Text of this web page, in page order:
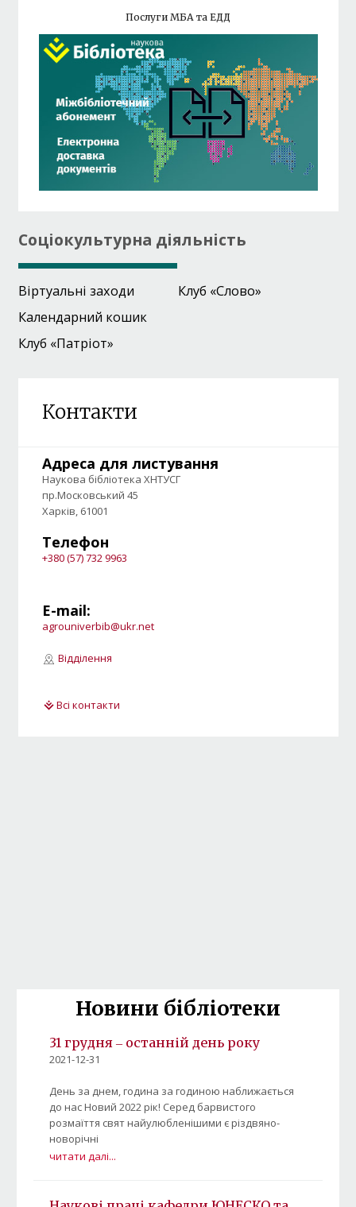
Послуги МБА та ЕДД
Соціокультурна діяльність
Віртуальні заходи
Календарний кошик
Клуб «Патріот»
Клуб «Слово»
Контакти
Адреса для листування
Наукова бібліотека ХНТУСГ
пр.Московський 45
Харків, 61001
Телефон
+380 (57) 732 9963
E-mail:
agrouniverbib@ukr.net
Відділення
Всі контакти
Новини бібліотеки
31 грудня ‒ останній день року
2021-12-31
День за днем, година за годиною наближається
до нас Новий 2022 рік! Серед барвистого
розмаїття свят найулюбленішими є різдвяно-
новорічні
читати далі...